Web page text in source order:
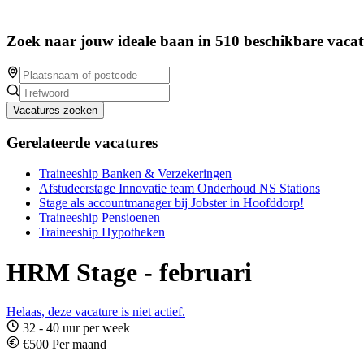
Zoek naar jouw ideale baan in 510 beschikbare
Vacatures zoeken
Gerelateerde vacatures
Traineeship Banken & Verzekeringen
Afstudeerstage Innovatie team Onderhoud NS Stations
Stage als accountmanager bij Jobster in Hoofddorp!
Traineeship Pensioenen
Traineeship Hypotheken
HRM Stage - februari
Helaas, deze vacature is niet actief.
32 - 40 uur per week
€500 Per maand